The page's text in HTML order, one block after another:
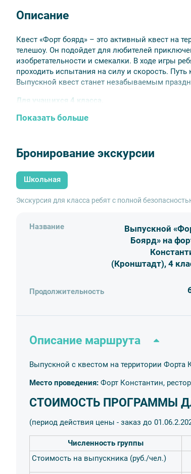
Описание
Квест «Форт боярд» – это активный квест на
телешоу. Он подойдет для любителей
изобретательности и смекалки. В ходе игры
проходить испытания на силу и скорость.
Выпускной квест станет незабываемым
Для учащихся 4 класса.
Ориентировочный тайминг:
14:30-15:30 – праздничный обед.
В стоимость включено:
транспортные услуги (автобус
услуги сопровождающего
проведение игры «Форт Боярд»
Фотографа - 25 000 рублей, результат -
Показать больше
Бронирование экскурсии
Школьная
Экскурсия для класса ребят с полной
Название
Выпускной
Боярд» на
(Кронштадт), 4
Продолжительность
Описание маршрута
Выпускной с квестом на территории Форта
Место проведения: Форт Константин,
СТОИМОСТЬ ПРОГРАММЫ
(период действия цены - заказ до 01.06.2
Численность группы
Стоимость на выпускника (руб./чел.)